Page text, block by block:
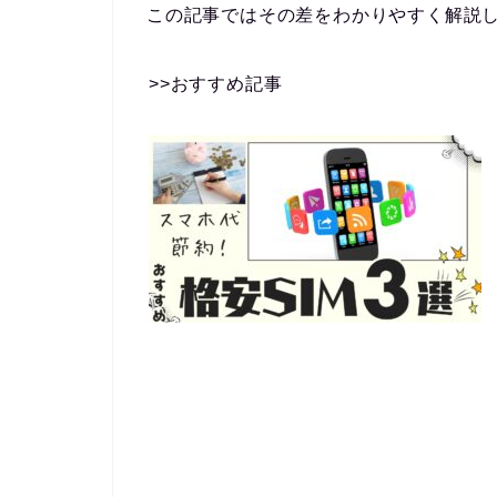
この記事ではその差をわかりやすく解説
>>おすすめ記事